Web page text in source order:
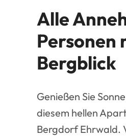
Alle
Personen
Bergblick
Genießen Sie
diesem hellen
Bergdorf Ehrwald.